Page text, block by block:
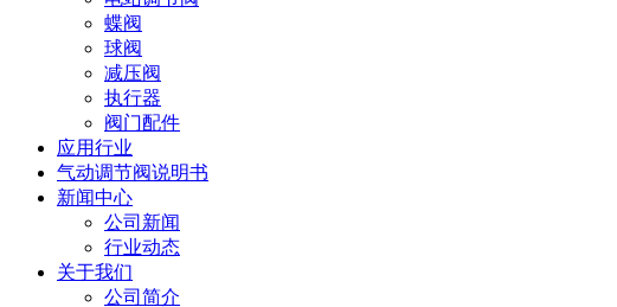
蝶阀
球阀
减压阀
执行器
阀门配件
应用行业
气动调节阀说明书
新闻中心
公司新闻
行业动态
关于我们
公司简介